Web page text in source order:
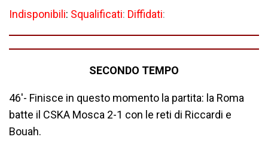
Indisponibili: Squalificati: Diffidati:
SECONDO TEMPO
46′- Finisce in questo momento la partita: la Roma
batte il CSKA Mosca 2-1 con le reti di Riccardi e
Bouah.